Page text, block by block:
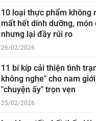
10 loại thực phẩm không
mất hết dinh dưỡng, món
nhưng lại đầy rủi ro
26/02/2026
11 bí kíp cải thiện tình
không nghe" cho nam
"chuyện ấy" trọn vẹn
25/02/2026